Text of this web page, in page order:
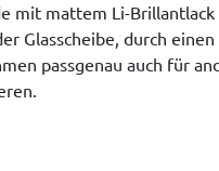
mit mattem Li-
Glasscheibe, durch einen
passgenau auch für